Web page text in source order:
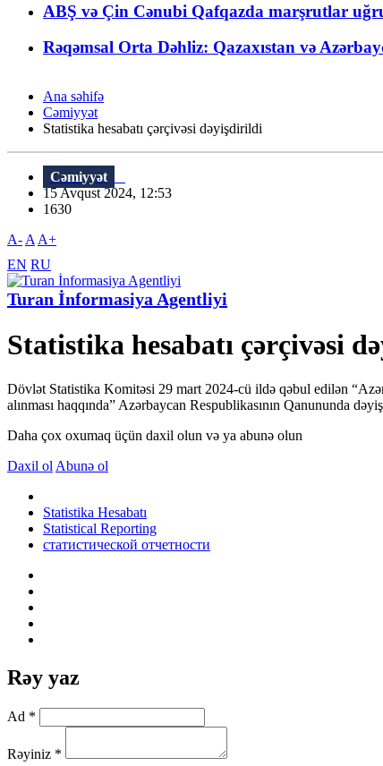
ABŞ və Çin Cənubi Qafqazda marşrutlar
Rəqəmsal Orta Dəhliz: Qazaxıstan və
Ana səhifə
Cəmiyyət
Statistika hesabatı çərçivəsi dəyişdirildi
Cəmiyyət
15 Avqust 2024, 12:53
1630
A- A A+
EN RU
Turan İnformasiya Agentliyi
Statistika hesabatı çərçivəsi
Dövlət Statistika Komitəsi 29 mart 2024-cü ildə qəbul edilən
alınması haqqında” Azərbaycan Respublikasının Qanununda
Daha çox oxumaq üçün daxil olun və ya abunə olun
Daxil ol Abunə ol
Statistika Hesabatı
Statistical Reporting
статистической отчетности
Rəy yaz
Ad *
Rəyiniz *